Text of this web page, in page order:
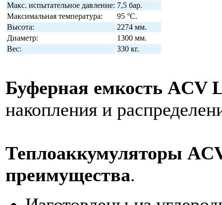
Макс. испытательное давление: 7,5 бар.
Максимальная температура:
95 °C.
Высота:
2274 мм.
Диаметр:
1300 мм.
Вес:
330 кг.
Буферная емкость ACV
накопления и
Теплоаккумуляторы
преимущества.